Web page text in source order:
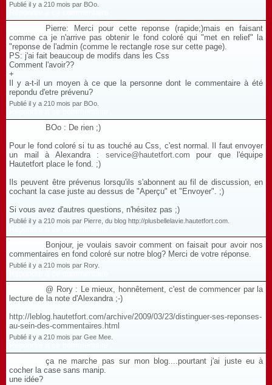
Publié il y a 210 mois par BOo.
Pierre: Merci pour cette reponse (rapide;)mais en faisant
comme ca je n'arrive pas obtenir le fond coloré qui "met en relief" la
"reponse de l'admin (comme le rectangle rose sur cette page).
PS: j'ai fait beaucoup de modifs dans les Css
Comment l'avoir??
+
Il y a-t-il un moyen à ce que la personne dont le commentaire à été
repondu d'etre prévenu?
Publié il y a 210 mois par BOo.
BOo : De rien ;)
Pour le fond coloré si tu as touché au Css, c'est normal. Il faut envoyer
un mail à Alexandra : service@hautetfort.com pour que l'équipe
Hautetfort place le fond. ;)
Ils peuvent être prévenus lorsqu'ils s'abonnent au fil de discussion, en
cochant la case juste au dessus de "Aperçu" et "Envoyer". ;)
Si vous avez d'autres questions, n'hésitez pas ;)
Publié il y a 210 mois par Pierre, du blog http://plusbellelavie.hautetfort.com.
Bonjour, je voulais savoir comment on faisait pour avoir nos
commentaires en fond coloré sur notre blog? Merci de votre réponse.
Publié il y a 210 mois par Rory.
@ Rory : Le mieux, honnêtement, c'est de commencer par la
lecture de la note d'Alexandra ;-)
http://leblog.hautetfort.com/archive/2009/03/23/distinguer-ses-reponses-
au-sein-des-commentaires.html
Publié il y a 210 mois par Gee Mee.
ça ne marche pas sur mon blog....pourtant j'ai juste eu à
cocher la case sans manip.
une idée?